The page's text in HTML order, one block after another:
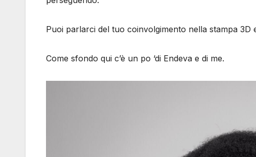
Puoi parlarci del tuo coinvolgimento nella stampa 3D
Come sfondo qui c’è un po ‘di Endeva e di me.